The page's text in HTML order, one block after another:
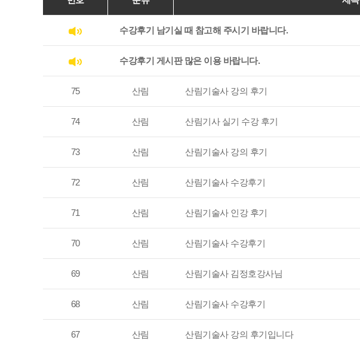
수강후기 남기실 때 참고해 주시기 바랍니다.
수강후기 게시판 많은 이용 바랍니다.
75 산림 산림기술사 강의 후기
74 산림 산림기사 실기 수강 후기
73 산림 산림기술사 강의 후기
72 산림 산림기술사 수강후기
71 산림 산림기술사 인강 후기
70 산림 산림기술사 수강후기
69 산림 산림기술사 김정호강사님
68 산림 산림기술사 수강후기
67 산림 산림기술사 강의 후기입니다